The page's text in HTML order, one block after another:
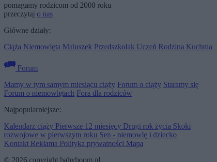
pomagamy rodzicom od 2000 roku
przeczytaj o nas
Główne działy:
Ciąża Niemowlęta Maluszek Przedszkolak Uczeń Rodzina Kuchnia
Forum
Mamy w tym samym miesiącu ciąży Forum o ciąży Staramy się
Forum o niemowlętach Fora dla rodziców
Najpopularniejsze:
Kalendarz ciąży Pierwsze 12 miesięcy Drugi rok życia Skoki
rozwojowe w pierwszym roku Sen - niemowlę i dziecko
Kontakt Reklama Polityka prywatności Mapa
© 2026 copyright babyboom.pl